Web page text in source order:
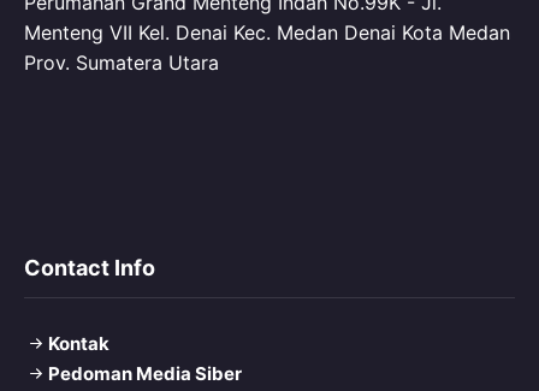
Menteng VII Kel. Denai Kec. Medan Denai Kota Medan
Prov. Sumatera Utara
Contact Info
Kontak
Pedoman Media Siber